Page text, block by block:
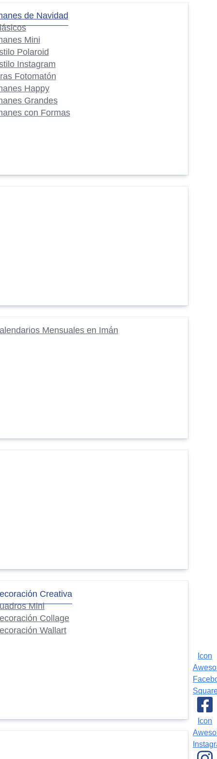
de Navidad
Mini
Polaroid
Instagram
Fotomatón
Happy
Grandes
con Formas
Mensuales en Imán
Creativa
Mini
Collage
Wallart
Icon
Icon